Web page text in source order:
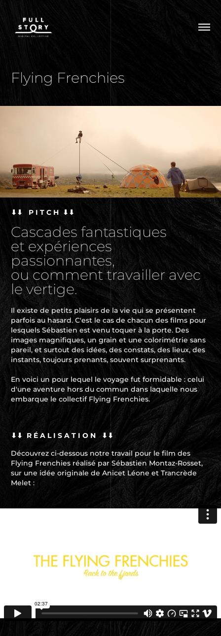
Flying Frenchies
⬇⬇ P I T C H ⬇⬇
Cascades fantastiques
et expériences
passionnantes,
ou comment travailler avec
le vertige.
Il existe de petits plaisirs de la vie qui se présentent
parfois au hasard. C'est le cas de chacun des films pour
lesquels Sébastien est venu toquer à la porte. Des
images magnifiques, un grain et une colorimétrie sans
pareil, et surtout des idées, des constats, des lieux, des
instants, toujours prenants, souvent surprenants.
En voici un pour lequel le voyage fut formidable : celui
d'une aventure hors du commun dans laquelle nous
embarque le collectif Flying Frenchies.
⬇⬇ R É A L I S A T I O N ⬇⬇
Découvrez ci-dessous notre travail pour le film des
Flying Frenchies réalisé par Sébastien Montaz-Rosset,
sur une idée originale de Anicet Léone et Trancrède
Melet :